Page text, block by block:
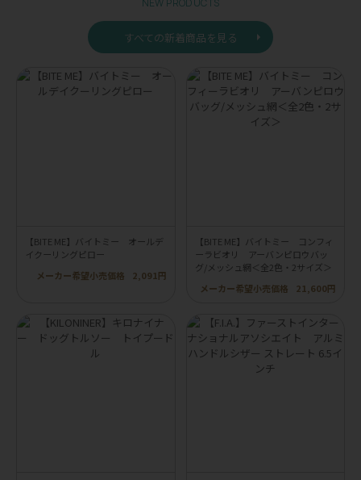
NEW PRODUCTS
すべての新着商品を見る
【BITE ME】バイトミー オールデ
イクーリングピロー
メーカー希望小売価格
2,091円
【BITE ME】バイトミー コンフィ
ーラビオリ アーバンピロウバッ
グ/メッシュ網＜全2色・2サイズ＞
メーカー希望小売価格
21,600円